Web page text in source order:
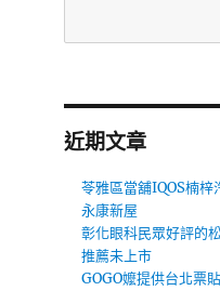
近期文章
苓雅區當舖IQOS楠
永康新屋
彰化眼科民眾好評的
推薦未上市
GOGO嬤提供台北票